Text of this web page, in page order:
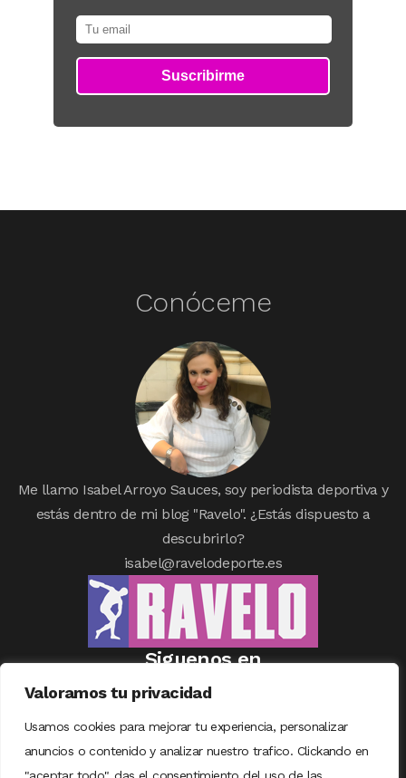
Valoramos tu privacidad
Usamos cookies para mejorar tu experiencia, personalizar
anuncios o contenido y analizar nuestro trafico. Clickando en
Conóceme
Me llamo Isabel Arroyo Sauces, soy periodista deportiva y
estás dentro de mi blog "Ravelo". ¿Estás dispuesto a
descubrirlo?
isabel@ravelodeporte.es
Siguenos en